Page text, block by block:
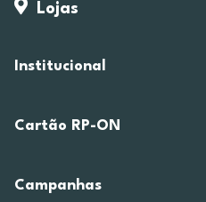
Lojas
Institucional
Cartão RP-ON
Campanhas